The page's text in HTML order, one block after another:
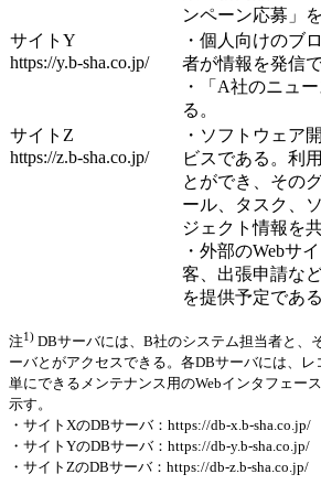
ンペーン応募」
サイトY
https://y.b-sha.co.jp/
・個人向けのブ
者が情報を発信で
・「A社のニュ
る。
サイトZ
https://z.b-sha.co.jp/
・ソフトウェア
ビスである。利
とができ、その
ール、タスク、
ジェクト情報を
・外部のWebサ
客、出張申請な
を提供予定である
注1) DBサーバには、B社のシステム担当者と、
ーバとがアクセスできる。各DBサーバには、
単にできるメンテナンス用のWebインタフェー
示す。
・サイトXのDBサーバ：https://db-x.b-sha.co.jp/
・サイトYのDBサーバ：https://db-y.b-sha.co.jp/
・サイトZのDBサーバ：https://db-z.b-sha.co.jp/